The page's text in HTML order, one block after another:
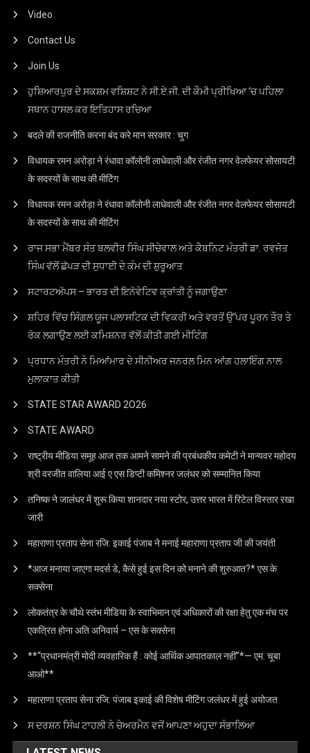
Video
Contact Us
Join Us
ਹੁਸ਼ਿਆਰਪੁਰ ਦੇ ਸਕਸ਼ਮ ਵਸ਼ਿਸ਼ਟ ਨੇ ਸੀ.ਏ.ਜੀ. ਦੀ ਕੌਮੀ ਪ੍ਰੀਖਿਆ ‘ਚ ਪਹਿਲਾ
ਸਥਾਨ ਹਾਸਲ ਕਰ ਇਤਿਹਾਸ ਰਚਿਆ
बदले की राजनीति करना बंद करे मान सरकार : चुग
विधायक रमन अरोड़ा ने रंधावा कॉलोनी लाधेवाली और रंजीत नगर वेलफेयर सोसायटी
के सदस्यों के साथ की मीटिंग
विधायक रमन अरोड़ा ने रंधावा कॉलोनी लाधेवाली और रंजीत नगर वेलफेयर सोसायटी
के सदस्यों के साथ की मीटिंग
ਰਾਜ ਸਭਾ ਮੈਂਬਰ ਸੰਤ ਬਲਵੀਰ ਸਿੰਘ ਸੀਚੇਵਾਲ ਅਤੇ ਕੈਬਨਿਟ ਮੰਤਰੀ ਡਾ. ਰਵਜੋਤ
ਸਿੰਘ ਵੱਲੋਂ ਛੱਪੜ ਦੀ ਸੁਧਾਈ ਦੇ ਕੰਮ ਦੀ ਸ਼ੁਰੂਆਤ
ਸਟਾਰਟਅੱਪਸ – ਭਾਰਤ ਦੀ ਇਨੋਵੇਟਿਵ ਕ੍ਰਾਂਤੀ ਨੂੰ ਜਗਾਉਣਾ
ਸ਼ਹਿਰ ਵਿੱਚ ਸਿੰਗਲ ਯੂਜ ਪਲਾਸਟਿਕ ਦੀ ਵਿਕਰੀ ਅਤੇ ਵਰਤੋਂ ਉੱਪਰ ਪੂਰਨ ਤੌਰ ਤੇ
ਰੋਕ ਲਗਾਉਣ ਲਈ ਕਮਿਸ਼ਨਰ ਵੱਲੋਂ ਕੀਤੀ ਗਈ ਮੀਟਿੰਗ
ਪ੍ਰਧਾਨ ਮੰਤਰੀ ਨੇ ਮਿਆਂਮਾਰ ਦੇ ਸੀਨੀਅਰ ਜਨਰਲ ਮਿਨ ਆਂਗ ਹਲਾਇੰਗ ਨਾਲ
ਮੁਲਾਕਾਤ ਕੀਤੀ
STATE STAR AWARD 2O26
STATE AWARD
राष्ट्रीय मीडिया समूह आज तक आमने सामने की प्रबंधकीय कमेटी ने मान्यवर महोदय
श्री वरजीत वालिया आई ए एस डिप्टी कमिश्नर जलंधर को सम्मानित किया
तनिष्क ने जालंधर में शुरू किया शानदार नया स्टोर, उत्तर भारत में रिटेल विस्तार रखा
जारी
महाराणा प्रताप सेना रजि: इकाई पंजाब ने मनाई महाराणा प्रताप जी की जयंती
*आज मनाया जाएगा मदर्स डे, कैसे हुई इस दिन को मनाने की शुरुआत?* एस के
सक्सेना
लोकतंत्र के चौथे स्तंभ मीडिया के स्वाभिमान एवं अधिकारों की रक्षा हेतु एक मंच पर
एकत्रित होना अति अनिवार्य – एस के सक्सेना
**“प्रधानमंत्री मोदी व्यवहारिक हैं : कोई आर्थिक आपातकाल नहीं”*— एम. चूबा
आओ**
महाराणा प्रताप सेना रजि: पंजाब इकाई की विशेष मीटिंग जलंधर में हुई अयोजत
ਸ ਦਰਸ਼ਨ ਸਿੰਘ ਟਾਹਲੀ ਨੇ ਚੇਅਰਮੈਨ ਵਜੋਂ ਆਪਣਾ ਅਹੁਦਾ ਸੰਭਾਲਿਆ